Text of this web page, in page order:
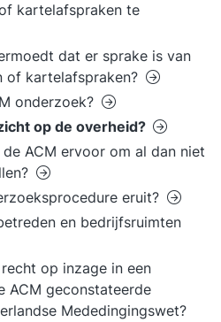
kartelafspraken te
dat er sprake is van
of kartelafspraken?
onderzoek?
op de overheid?
ACM ervoor om al dan niet
eruit?
en bedrijfsruimten
op inzage in een
ACM geconstateerde
Mededingingswet?